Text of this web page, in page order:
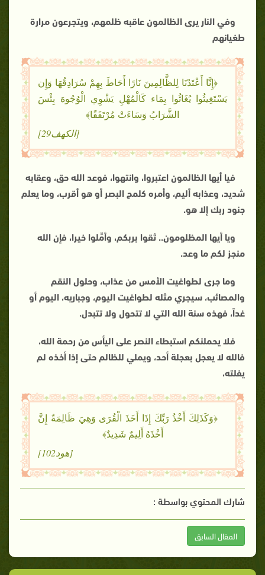
وفي النار يرى الظالمون عاقبه ظلمهم، ويتجرعون مرارة
طغيانهم
﴿إِنَّا أَعْتَدْنَا لِلظَّالِمِينَ نَارًا أَحَاطَ بِهِمْ سُرَادِقُهَا وَإِن
يَسْتَغِيثُوا يُغَاثُوا بِمَاء كَالْمُهْلِ يَشْوِي الْوُجُوهَ بِئْسَ
الشَّرَابُ وَسَاءَتْ مُرْتَفَقًا﴾
[الكهف29]
فيا أيها الظالمون اعتبروا، وانتهوا، فوعد الله حق، وعقابه
شديد، وعذابه أليم، وأمره كلمح البصر أو هو أقرب، وما يعلم
جنود ربك إلا هو.
ويا أيها المظلومون.. ثقوا بربكم، وأمِّلوا خيرا، فإن الله
منجز لكم ما وعد.
وما جرى لطواغيت الأمس من عذاب، وحلول النقم
والمصائب، سيجري مثله لطواغيت اليوم، وجباريه، اليوم أو
غداً، فهذه سنة الله التي لا تتحول ولا تتبدل.
فلا يحملنكم استبطاء النصر على اليأس من رحمة الله،
فالله لا يعجل بعجلة أحد، ويملي للظالم حتى إذا أخذه لم
يفلته،
﴿وَكَذَلِكَ أَخْذُ رَبِّكَ إِذَا أَخَذَ الْقُرَى وَهِيَ ظَالِمَةٌ إِنَّ
أَخْذَهُ أَلِيمٌ شَدِيدٌ﴾
[هود102]
شارك المحتوي بواسطة :
المقال السابق